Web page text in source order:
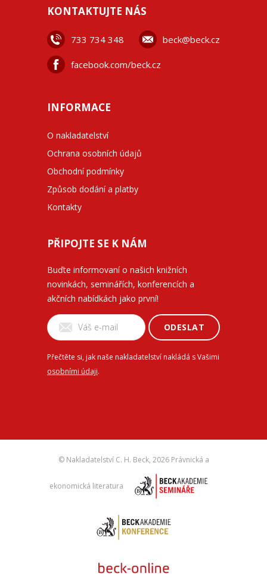
KONTAKTUJTE NÁS
733 734 348 beck@beck.cz
facebook.com/beck.cz
INFORMACE
O nakladatelství
Ochrana osobních údajů
Obchodní podmínky
Způsob dodání a platby
Kontakty
PŘIPOJTE SE K NÁM
Buďte informovaní o našich knižních
novinkách, seminářích, konferencích a
akčních nabídkách jako první!
ODESLAT
Přečtěte si, jak naše nakladatelství nakládá s Vašimi
osobními údaji.
© Nakladatelství C. H. Beck, 2026 Právnická a
ekonomická literatura